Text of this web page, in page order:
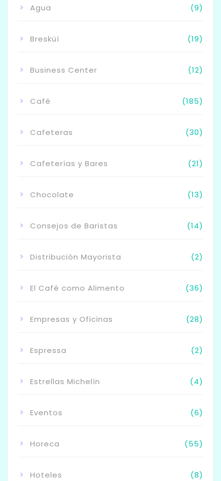
Agua (9)
Bresküì (19)
Business Center (12)
Café (185)
Cafeteras (30)
Cafeterías y Bares (21)
Chocolate (13)
Consejos de Baristas (14)
Distribución Mayorista (2)
El Café como Alimento (36)
Empresas y Oficinas (28)
Espressa (2)
Estrellas Michelín (4)
Eventos (6)
Horeca (55)
Hoteles (8)